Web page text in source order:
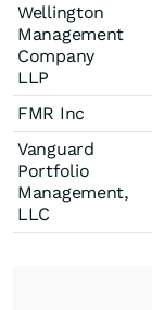
Wellington
Management
Company
LLP
FMR Inc
Vanguard
Portfolio
Management,
LLC